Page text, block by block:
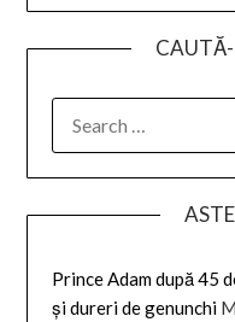
FOR:
Prince Adam după 45
și dureri de genunchi